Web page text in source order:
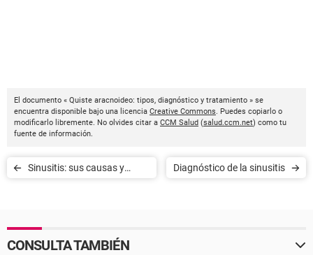
El documento « Quiste aracnoideo: tipos, diagnóstico y tratamiento » se
encuentra disponible bajo una licencia Creative Commons. Puedes copiarlo o
modificarlo libremente. No olvides citar a CCM Salud (salud.ccm.net) como tu
fuente de información.
Sinusitis: sus causas y
Diagnóstico de la sinusitis
CONSULTA TAMBIÉN